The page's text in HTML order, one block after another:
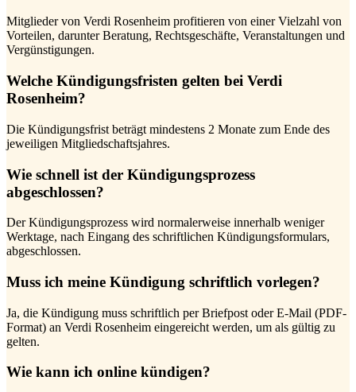
Mitglieder von Verdi Rosenheim profitieren von einer Vielzahl von
Vorteilen, darunter Beratung, Rechtsgeschäfte, Veranstaltungen und
Vergünstigungen.
Welche Kündigungsfristen gelten bei Verdi
Rosenheim?
Die Kündigungsfrist beträgt mindestens 2 Monate zum Ende des
jeweiligen Mitgliedschaftsjahres.
Wie schnell ist der Kündigungsprozess
abgeschlossen?
Der Kündigungsprozess wird normalerweise innerhalb weniger
Werktage, nach Eingang des schriftlichen Kündigungsformulars,
abgeschlossen.
Muss ich meine Kündigung schriftlich vorlegen?
Ja, die Kündigung muss schriftlich per Briefpost oder E-Mail (PDF-
Format) an Verdi Rosenheim eingereicht werden, um als gültig zu
gelten.
Wie kann ich online kündigen?